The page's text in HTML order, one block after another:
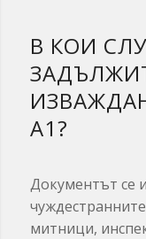
В КОИ
А1?
Документът се
митници,